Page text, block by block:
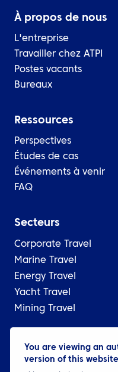
You are viewing an
version of this
À propos de nous
L'entreprise
Travailler chez ATPI
Postes vacants
Bureaux
Ressources
Perspectives
Études de cas
Événements à venir
FAQ
Secteurs
Corporate Travel
Marine Travel
Energy Travel
Yacht Travel
Mining Travel
© 2026 ATPI
Juridique
Politique de